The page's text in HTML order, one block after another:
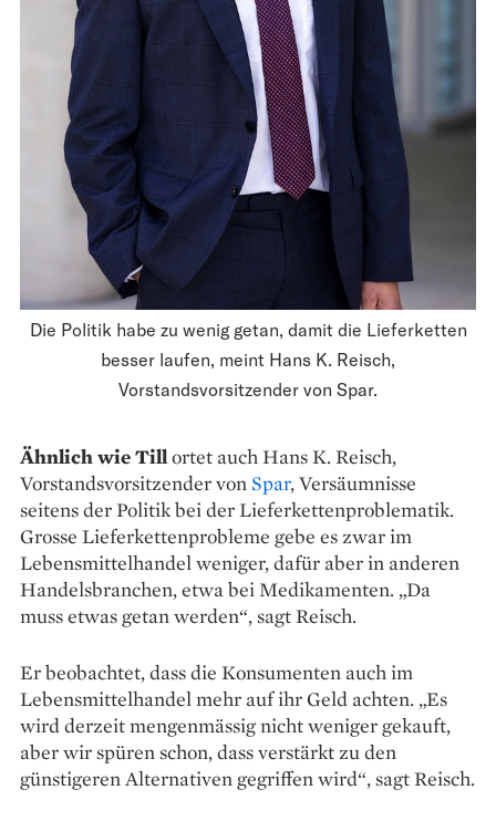
Die Politik habe zu wenig getan, damit die Lieferketten
besser laufen, meint Hans K. Reisch,
Vorstandsvorsitzender von Spar.
Ähnlich wie Tillortet auch Hans K. Reisch,
Vorstandsvor­sitzender von Spar, Versäumnisse
seitens der Politik bei der Liefer­kettenproblematik.
Grosse Liefer­kettenprobleme gebe es zwar im
Lebensmittelhandel weniger, dafür aber in anderen
Handels­branchen, etwa bei Medikamenten. „Da
muss ­etwas getan werden“, sagt Reisch.
Er beobachtet, dass die Konsumenten auch im
Lebens­mittelhandel mehr auf ihr Geld achten. „Es
wird derzeit mengen­mässig nicht weniger gekauft,
aber wir spüren schon, dass verstärkt zu den
günstigeren Alternativen gegriffen wird“, sagt Reisch.